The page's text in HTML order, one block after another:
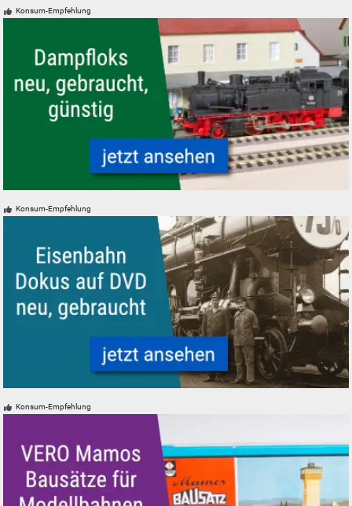
Konsum-Empfehlung
Konsum-Empfehlung
Konsum-Empfehlung